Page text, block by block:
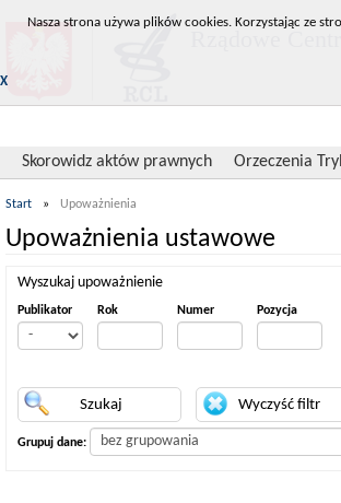
Skorowidz aktów prawnych Orzeczenia
Start » Upoważnienia
Upoważnienia ustawowe
Wyszukaj upoważnienie
Publikator Rok Numer Pozycja
Grupuj dane:
Nasza strona używa plików cookies. Korzystając ze
X